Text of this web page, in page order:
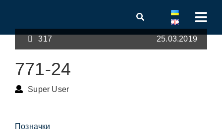
317 25.03.2019
771-24
Super User
Позначки